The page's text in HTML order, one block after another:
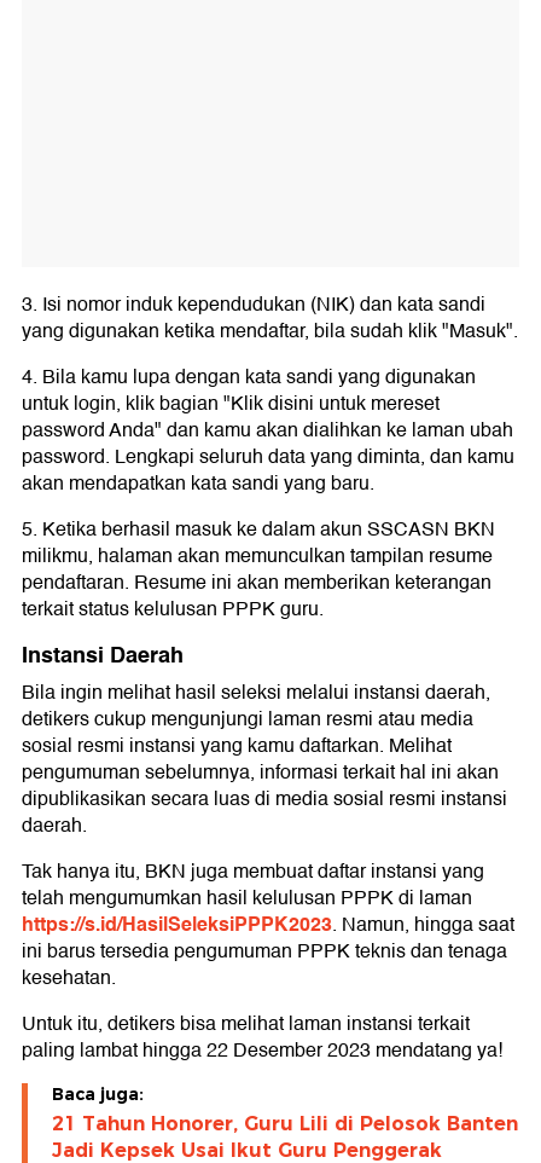
3. Isi nomor induk kependudukan (NIK) dan kata sandi
yang digunakan ketika mendaftar, bila sudah klik "Masuk".
4. Bila kamu lupa dengan kata sandi yang digunakan
untuk login, klik bagian "Klik disini untuk mereset
password Anda" dan kamu akan dialihkan ke laman ubah
password. Lengkapi seluruh data yang diminta, dan kamu
akan mendapatkan kata sandi yang baru.
5. Ketika berhasil masuk ke dalam akun SSCASN BKN
milikmu, halaman akan memunculkan tampilan resume
pendaftaran. Resume ini akan memberikan keterangan
terkait status kelulusan PPPK guru.
Instansi Daerah
Bila ingin melihat hasil seleksi melalui instansi daerah,
detikers cukup mengunjungi laman resmi atau media
sosial resmi instansi yang kamu daftarkan. Melihat
pengumuman sebelumnya, informasi terkait hal ini akan
dipublikasikan secara luas di media sosial resmi instansi
daerah.
Tak hanya itu, BKN juga membuat daftar instansi yang
telah mengumumkan hasil kelulusan PPPK di laman
https://s.id/HasilSeleksiPPPK2023. Namun, hingga saat
ini barus tersedia pengumuman PPPK teknis dan tenaga
kesehatan.
Untuk itu, detikers bisa melihat laman instansi terkait
paling lambat hingga 22 Desember 2023 mendatang ya!
Baca juga:
21 Tahun Honorer, Guru Lili di Pelosok Banten
Jadi Kepsek Usai Ikut Guru Penggerak